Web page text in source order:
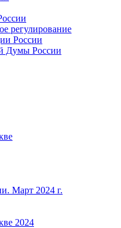
регулирование
России
Думы России
Март 2024 г.
2024